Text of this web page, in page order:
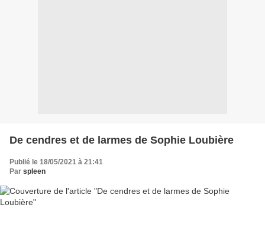
De cendres et de larmes de Sophie Loubière
Publié le 18/05/2021 à 21:41
Par spleen